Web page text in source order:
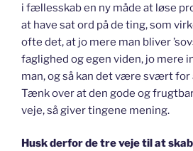
i fællesskab en ny måde at løse
at have sat ord på de ting, som
ofte det, at jo mere man bliver
faglighed og egen viden, jo mere
man, og så kan det være svært for
Tænk over at den gode og
veje, så giver tingene mening.
Husk derfor de tre veje til at